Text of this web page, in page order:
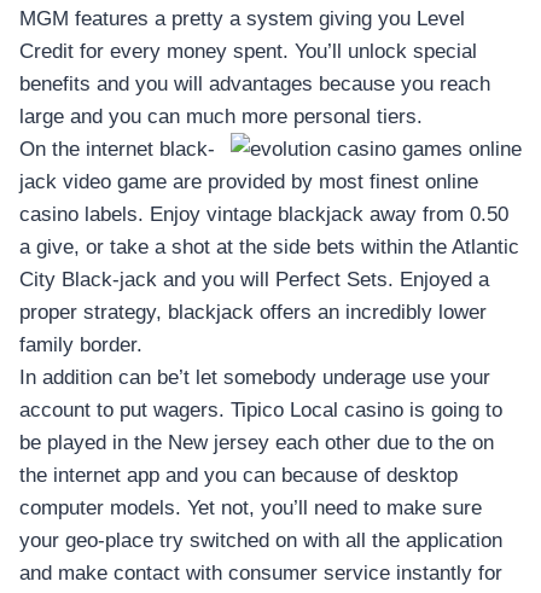
MGM features a pretty a system giving you Level
Credit for every money spent. You’ll unlock special
benefits and you will advantages because you reach
large and you can much more personal tiers.
On the internet black-
jack video game are provided by most finest online
casino labels. Enjoy vintage blackjack away from 0.50
a give, or take a shot at the side bets within the Atlantic
City Black-jack and you will Perfect Sets. Enjoyed a
proper strategy, blackjack offers an incredibly lower
family border.
In addition can be’t let somebody underage use your
account to put wagers. Tipico Local casino is going to
be played in the New jersey each other due to the on
the internet app and you can because of desktop
computer models. Yet not, you’ll need to make sure
your geo-place try switched on with all the application
and make contact with consumer service instantly for